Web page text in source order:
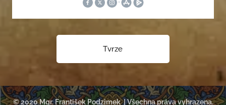
Tvrze
© 2020 Mgr. František Podzimek | Všechna práva vyhrazena.